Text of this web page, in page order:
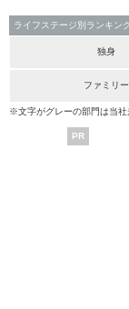
ライフステージ別ランキン
独身
ファミリー
※文字がグレーの部門は当社
PR